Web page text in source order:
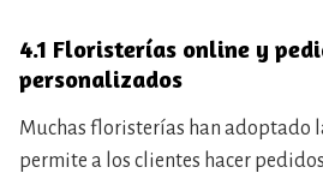
4.1 Floristerías online y
personalizados
Muchas floristerías han adoptado
permite a los clientes hacer